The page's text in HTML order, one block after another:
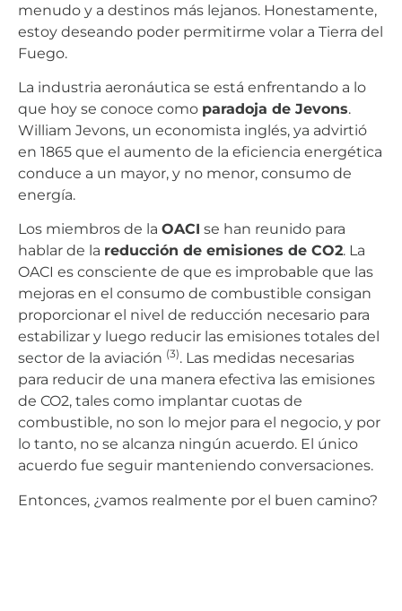
menudo y a destinos más lejanos. Honestamente,
estoy deseando poder permitirme volar a Tierra del
Fuego.
La industria aeronáutica se está enfrentando a lo
que hoy se conoce como paradoja de Jevons.
William Jevons, un economista inglés, ya advirtió
en 1865 que el aumento de la eficiencia energética
conduce a un mayor, y no menor, consumo de
energía.
Los miembros de la OACI se han reunido para
hablar de la reducción de emisiones de CO2. La
OACI es consciente de que es improbable que las
mejoras en el consumo de combustible consigan
proporcionar el nivel de reducción necesario para
estabilizar y luego reducir las emisiones totales del
sector de la aviación (3). Las medidas necesarias
para reducir de una manera efectiva las emisiones
de CO2, tales como implantar cuotas de
combustible, no son lo mejor para el negocio, y por
lo tanto, no se alcanza ningún acuerdo. El único
acuerdo fue seguir manteniendo conversaciones.
Entonces, ¿vamos realmente por el buen camino?